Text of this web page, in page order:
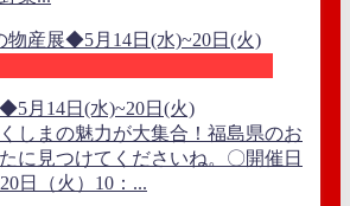
月14日(水)~20日(火)
しまの魅力が大集合！福島県のお
に見つけてくださいね。〇開催日
日（火）10：...